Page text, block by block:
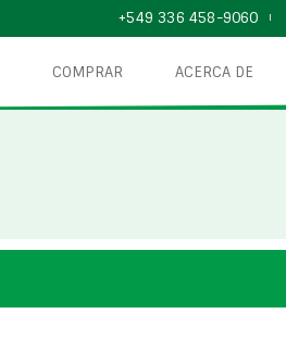
+549 336 458-9060
COMPRAR ACERCA DE